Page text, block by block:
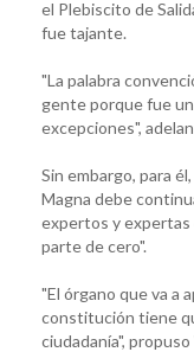
el Plebiscito de
fue tajante.
"La palabra
gente porque fue
excepciones",
Sin embargo, para
Magna debe
expertos y
parte de cero".
"El órgano que va a
constitución tiene
ciudadanía", propuso